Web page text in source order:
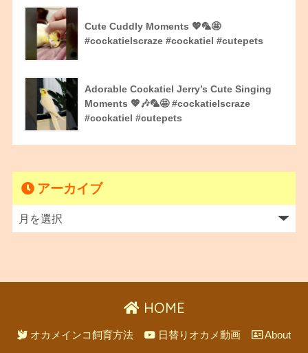
Cute Cuddly Moments 💖🦜🤩
#cockatielscraze #cockatiel #cutepets
Adorable Cockatiel Jerry’s Cute Singing
Moments 💖🎶🦜🤩 #cockatielscraze
#cockatiel #cutepets
アーカイブ
HOME
オカメインコ飼育方法 日替りオカメ動画 About